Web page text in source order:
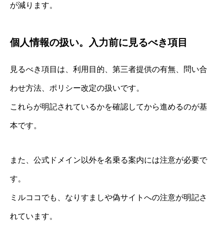
が減ります。
個人情報の扱い。入力前に見るべき項目
見るべき項目は、利用目的、第三者提供の有無、問い合
わせ方法、ポリシー改定の扱いです。
これらが明記されているかを確認してから進めるのが基
本です。
また、公式ドメイン以外を名乗る案内には注意が必要で
す。
ミルココでも、なりすましや偽サイトへの注意が明記さ
れています。